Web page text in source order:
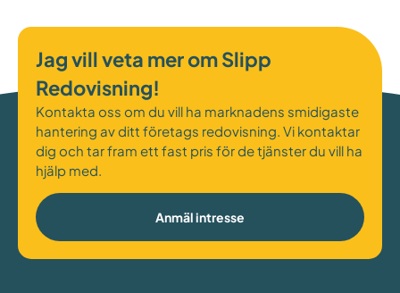
Jag vill veta mer om Slipp
Redovisning!
Kontakta oss om du vill ha marknadens smidigaste
hantering av ditt företags redovisning. Vi kontaktar
dig och tar fram ett fast pris för de tjänster du vill ha
hjälp med.
Anmäl intresse